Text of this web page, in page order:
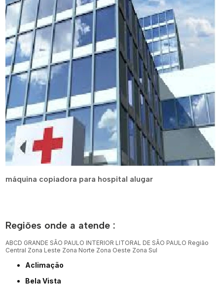
máquina copiadora para hospital alugar
Regiões onde a atende :
ABCD GRANDE SÃO PAULO INTERIOR LITORAL DE SÃO PAULO Região
Central Zona Leste Zona Norte Zona Oeste Zona Sul
Aclimação
Bela Vista